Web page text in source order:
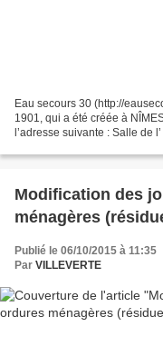
Eau secours 30 (http://
1901, qui a été créée à
l’adresse suivante : Salle de
Modification des
ménagères
Publié le 06/10/2015 à 11:35
Par VILLEVERTE